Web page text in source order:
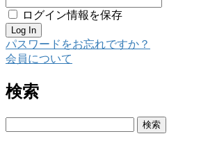
ログイン情報を保存
パスワードをお忘れですか？
会員について
検索